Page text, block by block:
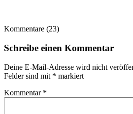
Kommentare (23)
Schreibe einen Kommentar
Deine E-Mail-Adresse wird nicht
Felder sind mit * markiert
Kommentar *